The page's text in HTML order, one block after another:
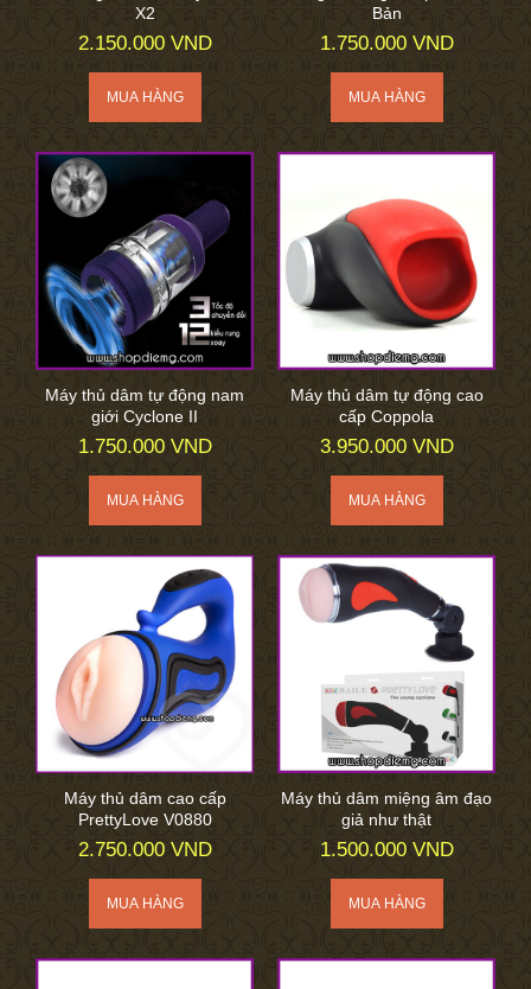
X2
2.150.000 VND
Bản
1.750.000 VND
Máy thủ dâm tự động nam
giới Cyclone II
1.750.000 VND
Máy thủ dâm tự động cao
cấp Coppola
3.950.000 VND
Máy thủ dâm cao cấp
PrettyLove V0880
2.750.000 VND
Máy thủ dâm miệng âm đạo
giả như thật
1.500.000 VND